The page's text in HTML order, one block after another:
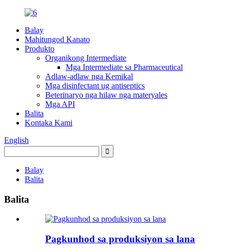
Balay
Mahitungod Kanato
Produkto
Organikong Intermediate
Mga Intermediate sa Pharmaceutical
Adlaw-adlaw nga Kemikal
Mga disinfectant ug antiseptics
Beterinaryo nga hilaw nga materyales
Mga API
Balita
Kontaka Kami
English
Balay
Balita
Balita
Pagkunhod sa produksiyon sa lana